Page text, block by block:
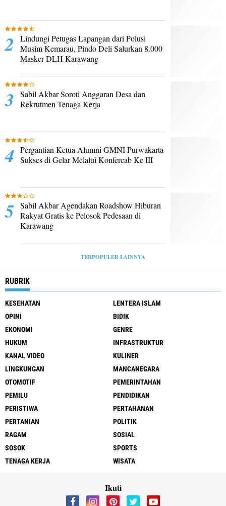
Lindungi Petugas Lapangan dari Polusi
Musim Kemarau, Pindo Deli Salurkan 8.000
Masker DLH Karawang
Sabil Akbar Soroti Anggaran Desa dan
Rekrutmen Tenaga Kerja
Pergantian Ketua Alumni GMNI Purwakarta
Sukses di Gelar Melalui Konfercab Ke III
Sabil Akbar Agendakan Roadshow Hiburan
Rakyat Gratis ke Pelosok Pedesaan di
Karawang
TERPOPULER LAINNYA
RUBRIK
KESEHATAN
LENTERA ISLAM
OPINI
BIDIK
EKONOMI
GENRE
HUKUM
INFRASTRUKTUR
KANAL VIDEO
KULINER
LINGKUNGAN
MANCANEGARA
OTOMOTIF
PEMERINTAHAN
PEMILU
PENDIDIKAN
PERISTIWA
PERTAHANAN
PERTANIAN
POLITIK
RAGAM
SOSIAL
SOSOK
SPORTS
TENAGA KERJA
WISATA
Ikuti